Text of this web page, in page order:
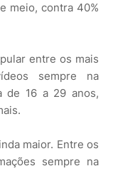
meio, contra 40%
entre os mais
sempre na
de 16 a 29 anos,
maior. Entre os
sempre na